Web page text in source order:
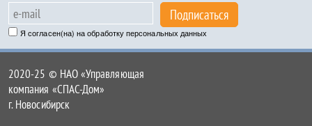
Подписаться
Я согласен(на) на обработку персональных данных
2020-25 © НАО «Управляющая
компания «СПАС-Дом»
г. Новосибирск